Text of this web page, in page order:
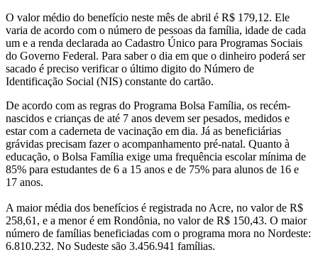
O valor médio do benefício neste mês de abril é R$ 179,12. Ele
varia de acordo com o número de pessoas da família, idade de cada
um e a renda declarada ao Cadastro Único para Programas Sociais
do Governo Federal. Para saber o dia em que o dinheiro poderá ser
sacado é preciso verificar o último digito do Número de
Identificação Social (NIS) constante do cartão.
De acordo com as regras do Programa Bolsa Família, os recém-
nascidos e crianças de até 7 anos devem ser pesados, medidos e
estar com a caderneta de vacinação em dia. Já as beneficiárias
grávidas precisam fazer o acompanhamento pré-natal. Quanto à
educação, o Bolsa Família exige uma frequência escolar mínima de
85% para estudantes de 6 a 15 anos e de 75% para alunos de 16 e
17 anos.
A maior média dos benefícios é registrada no Acre, no valor de R$
258,61, e a menor é em Rondônia, no valor de R$ 150,43. O maior
número de famílias beneficiadas com o programa mora no Nordeste:
6.810.232. No Sudeste são 3.456.941 famílias.